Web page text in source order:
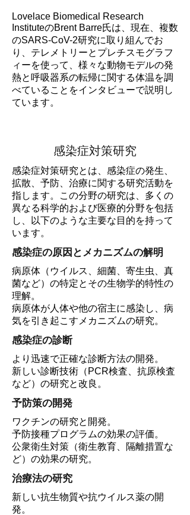
Lovelace Biomedical Research
InstituteのBrent Barre氏は、現在、複数
のSARS-CoV-2研究に取り組んでお
り、テレメトリーとプレチスモグラフ
ィーを使って、様々な動物モデルの発
熱と呼吸器系の転帰に関する体温を調
べていることをインタビューで説明し
ています。
感染症対策研究
感染症対策研究とは、感染症の発生、
拡散、予防、治療に関する研究活動を
指します。この分野の研究は、多くの
異なる科学的および医療的分野を包括
し、以下のような主要な目的を持って
います。
感染症の原因とメカニズムの解明
病原体（ウイルス、細菌、寄生虫、真
菌など）の特定とその生物学的特性の
理解。
病原体が人体や他の宿主に感染し、病
気を引き起こすメカニズムの研究。
感染症の診断
より迅速で正確な診断方法の開発。
新しい診断技術（PCR検査、抗原検査
など）の研究と改良。
予防策の開発
ワクチンの研究と開発。
予防接種プログラムの効果の評価。
公衆衛生対策（衛生教育、隔離措置な
ど）の効果の研究。
治療法の研究
新しい抗生物質や抗ウイルス薬の開
発。